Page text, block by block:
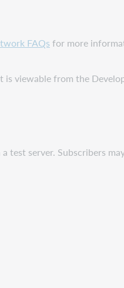
FAQs for more
is viewable from the
test server. Subscribers